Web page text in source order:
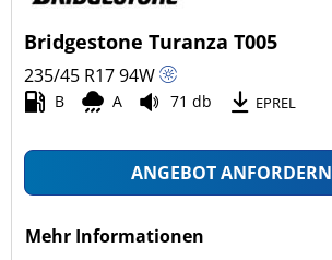
Transporter (0)
Wohnmobil (0)
Bridgestone Turanza T005
235/45 R1794W
B A 71 db EPREL
ANGEBOT ANFORDERN
Mehr Informationen